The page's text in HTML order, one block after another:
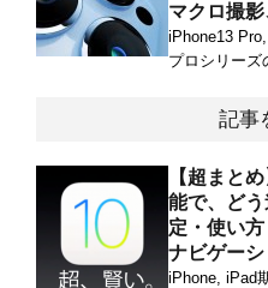
マクロ撮
iPhone13
プロシリーズ
記事
【超まと
能で、ど
定・使い
ナビゲー
iPhone, iPad